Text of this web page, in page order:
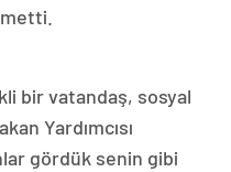
bir vatandaş, sosyal
Yardımcısı
gördük senin gibi